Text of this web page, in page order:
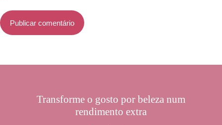
Publicar comentário
Transforme o gosto por beleza num
rendimento extra